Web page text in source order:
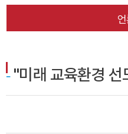
"미래 교육환경